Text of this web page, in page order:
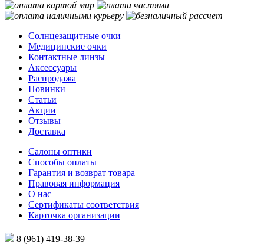
Солнцезащитные очки
Медицинские очки
Контактные линзы
Аксессуары
Распродажа
Новинки
Статьи
Акции
Отзывы
Доставка
Салоны оптики
Способы оплаты
Гарантия и возврат товара
Правовая информация
О нас
Сертификаты соответствия
Карточка организации
8 (961) 419-38-39